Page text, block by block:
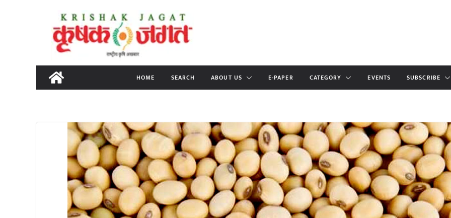
content
HOME SEARCH ABOUT US E-PAPER CATEGORY EVENTS SUBSCRIBE